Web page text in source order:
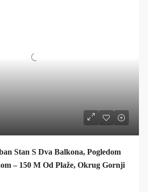
Stan S Dva Balkona, Pogledom
– 150 M Od Plaže, Okrug Gornji